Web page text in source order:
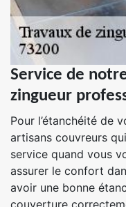
Service de
zingueur
Pour l’étanchéité de
artisans couvreurs
service quand vous
assurer le confort
avoir une bonne
couverture